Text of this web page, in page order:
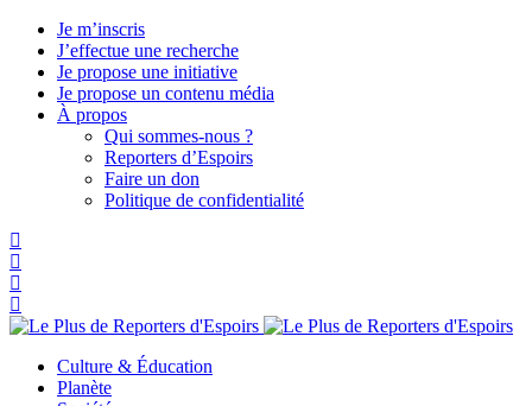
Je m’inscris
J’effectue une recherche
Je propose une initiative
Je propose un contenu média
À propos
Qui sommes-nous ?
Reporters d’Espoirs
Faire un don
Politique de confidentialité
Culture & Éducation
Planète